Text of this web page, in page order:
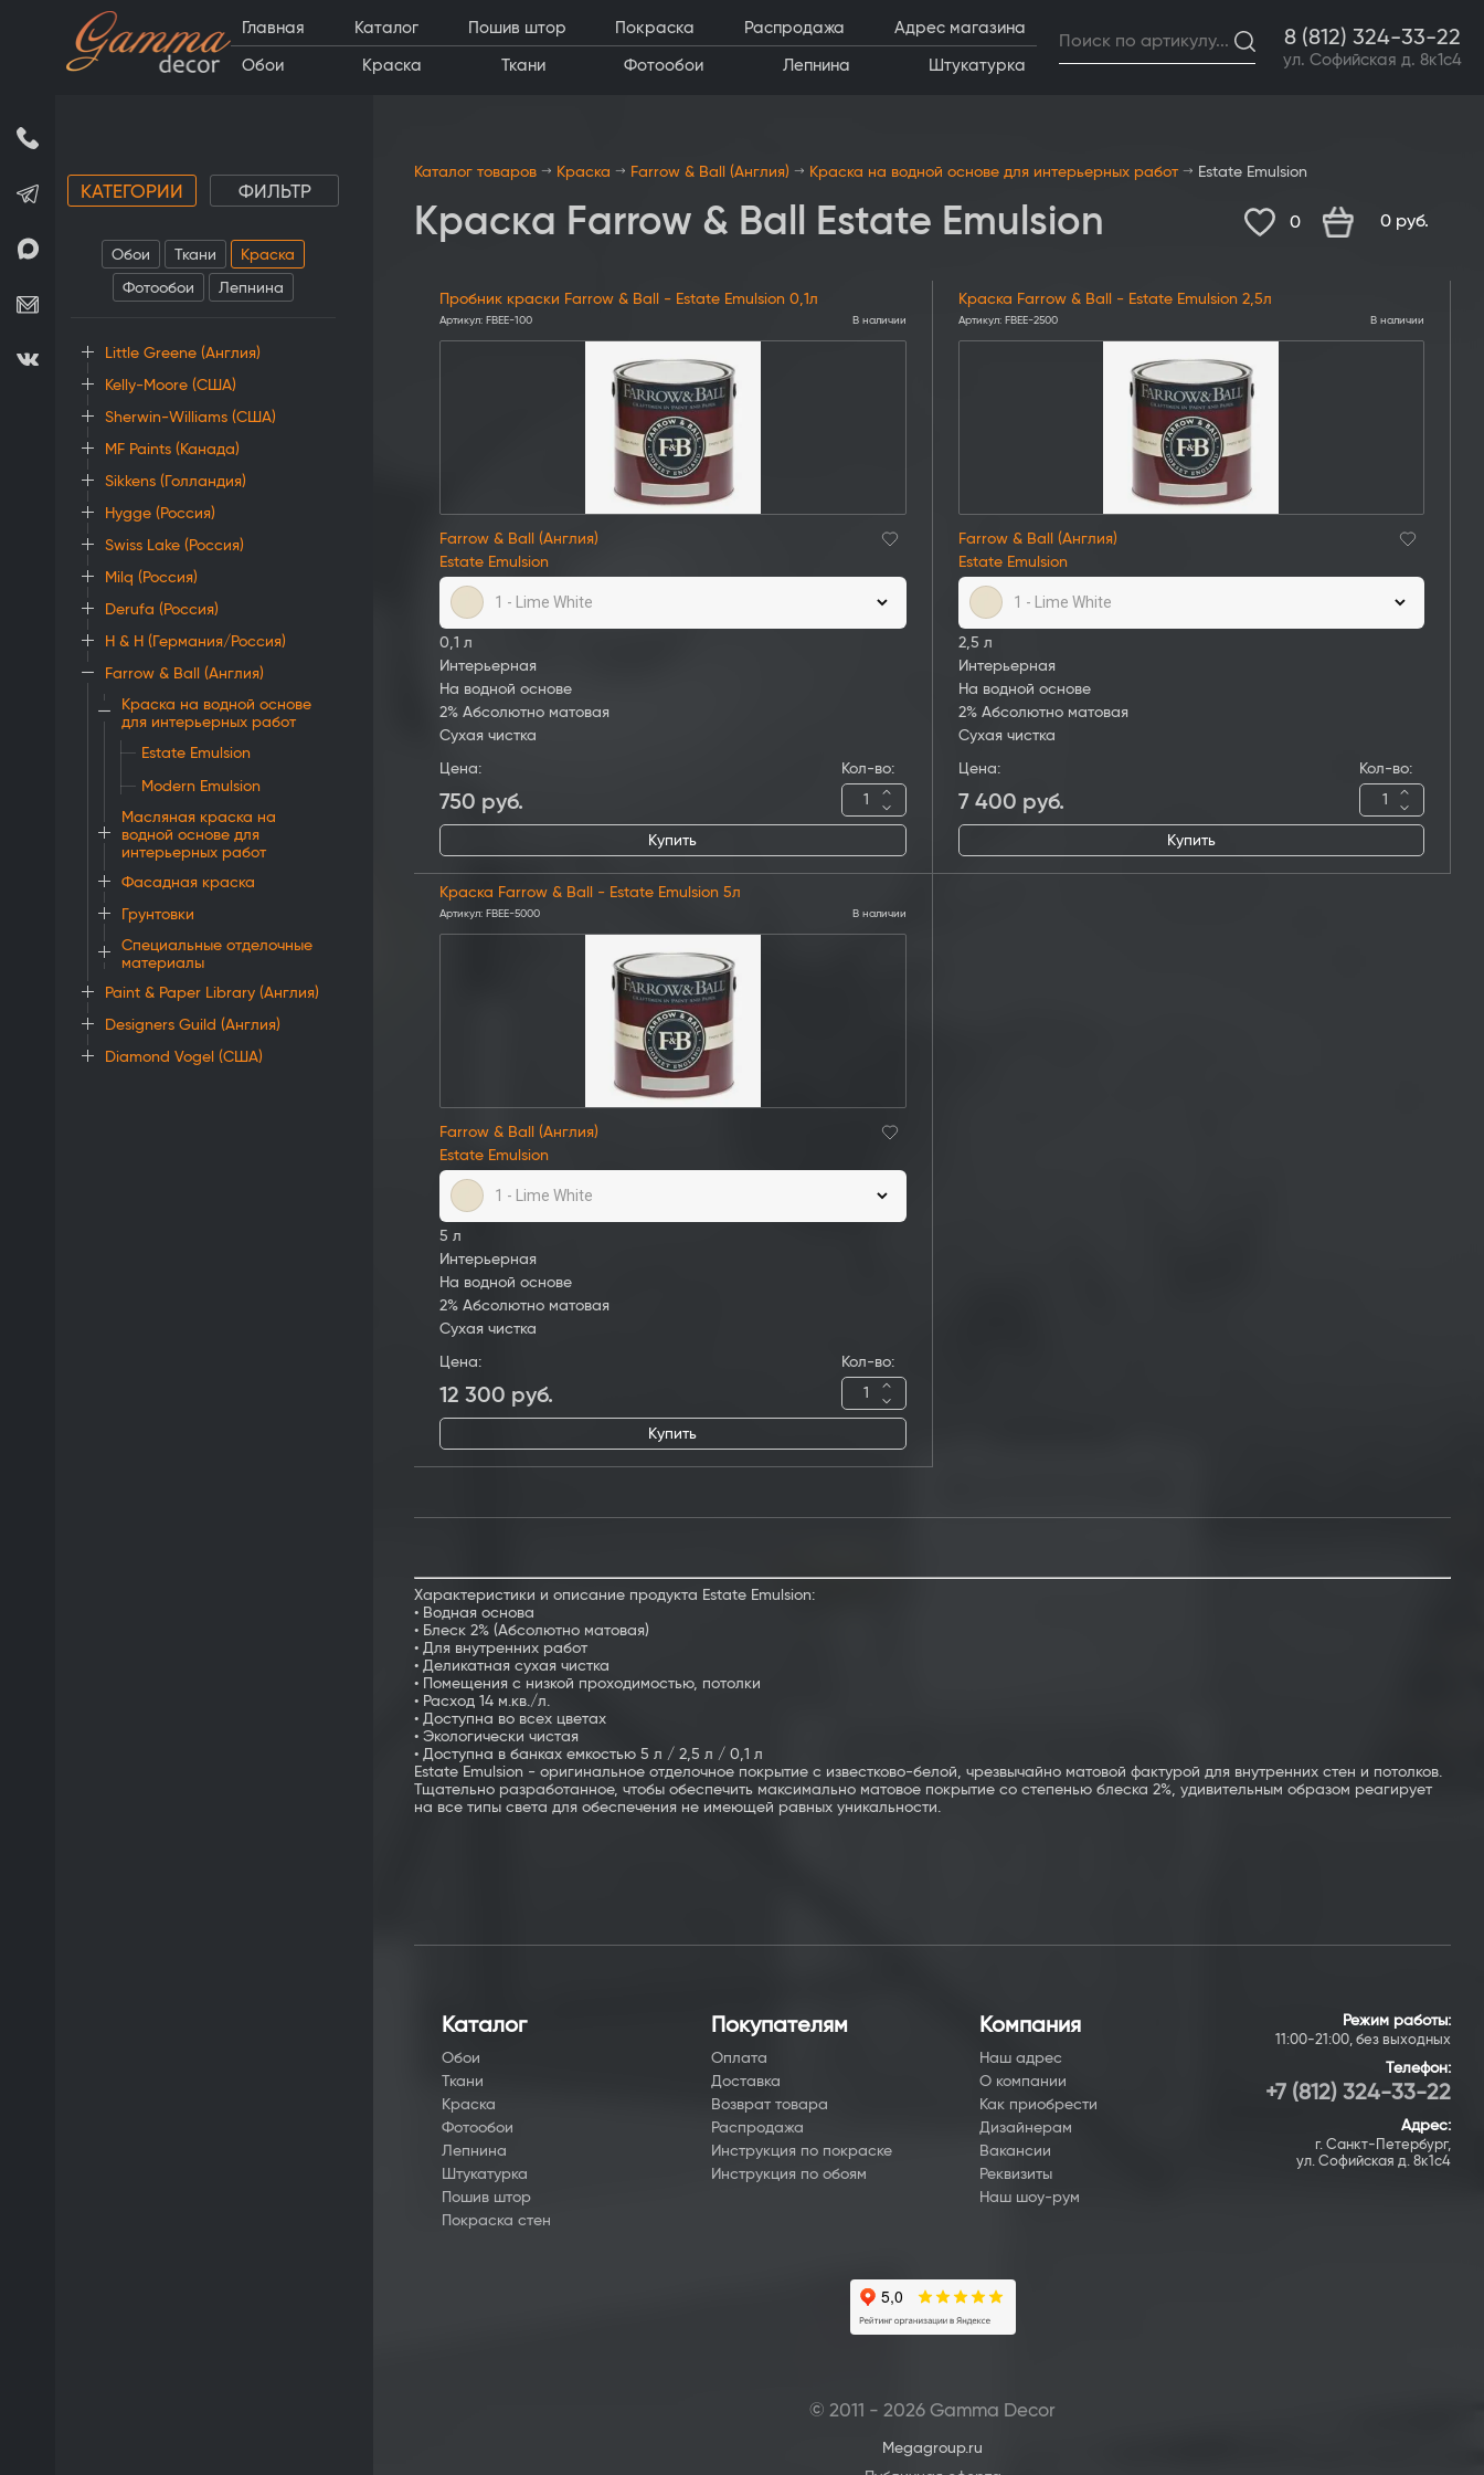
Главная Каталог Пошив штор Покраска Распродажа Адрес магазина
Обои Краска Ткани Фотообои Лепнина Штукатурка
8 (812) 324-33-22
ул. Софийская д. 8к1с4
КАТЕГОРИИ ФИЛЬТР
Обои Ткани Краска
Фотообои Лепнина
Little Greene (Англия)
Kelly-Moore (США)
Sherwin-Williams (США)
MF Paints (Канада)
Sikkens (Голландия)
Hygge (Россия)
Swiss Lake (Россия)
Milq (Россия)
Derufa (Россия)
H & H (Германия/Россия)
Farrow & Ball (Англия)
Краска на водной основе
для интерьерных работ
Estate Emulsion
Modern Emulsion
Масляная краска на
водной основе для
интерьерных работ
Фасадная краска
Грунтовки
Специальные отделочные
материалы
Paint & Paper Library (Англия)
Designers Guild (Англия)
Diamond Vogel (США)
Каталог товаров Краска Farrow & Ball (Англия) Краска на водной основе для интерьерных работ Estate Emulsion
Краска Farrow & Ball Estate Emulsion 0 0 руб.
Пробник краски Farrow & Ball - Estate Emulsion 0,1л
Артикул: FBEE-100 В наличии
Farrow & Ball (Англия)
Estate Emulsion
1 - Lime White
0,1 л
Интерьерная
На водной основе
2% Абсолютно матовая
Сухая чистка
Цена:
750 руб.
Кол-во:
Купить
Краска Farrow & Ball - Estate Emulsion 2,5л
Артикул:FBEE-2500 В наличии
Farrow & Ball (Англия)
Estate Emulsion
1 - Lime White
2,5 л
Интерьерная
На водной основе
2% Абсолютно матовая
Сухая чистка
Цена:
7 400 руб.
Кол-во:
Купить
Краска Farrow & Ball - Estate Emulsion 5л
Артикул: FBEE-5000 В наличии
Farrow & Ball (Англия)
Estate Emulsion
1 - Lime White
5 л
Интерьерная
На водной основе
2% Абсолютно матовая
Сухая чистка
Цена:
12 300 руб.
Кол-во:
Купить
Характеристики и описание продукта Estate Emulsion:
• Водная основа
• Блеск 2% (Абсолютно матовая)
• Для внутренних работ
• Деликатная сухая чистка
• Помещения с низкой проходимостью, потолки
• Расход 14 м.кв./л.
• Доступна во всех цветах
• Экологически чистая
• Доступна в банках емкостью 5 л / 2,5 л / 0,1 л
Estate Emulsion - оригинальное отделочное покрытие с известково-белой, чрезвычайно матовой фактурой для внутренних стен и потолков.
Тщательно разработанное, чтобы обеспечить максимально матовое покрытие со степенью блеска 2%, удивительным образом реагирует
на все типы света для обеспечения не имеющей равных уникальности.
Каталог
Обои
Ткани
Краска
Фотообои
Лепнина
Штукатурка
Пошив штор
Покраска стен
Покупателям
Оплата
Доставка
Возврат товара
Распродажа
Инструкция по покраске
Инструкция по обоям
Компания
Наш адрес
О компании
Как приобрести
Дизайнерам
Вакансии
Реквизиты
Наш шоу-рум
Режим работы:
11:00-21:00, без выходных
Телефон:
+7 (812) 324-33-22
Адрес:
г. Санкт-Петербург,
ул. Софийская д. 8к1с4
© 2011 - 2026 Gamma Deсor
Megagroup.ru